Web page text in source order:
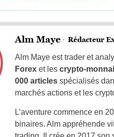
Alm Maye Rédacteur
Alm Maye est trader et
Forexet les crypto-
000 articles spécialisés
marchés actions et les
L’aventure commence en
binaires. Alm appréhende